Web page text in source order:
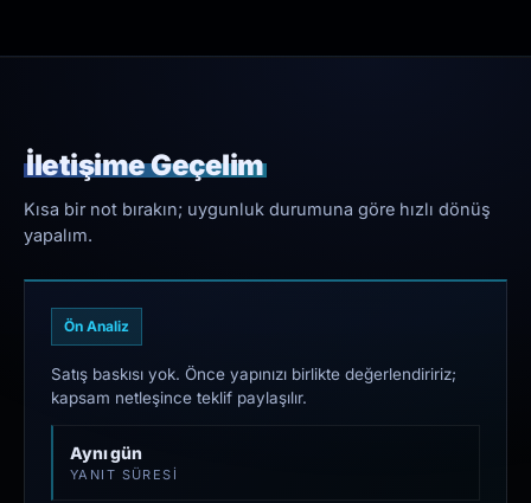
İletişime Geçelim
Kısa bir not bırakın; uygunluk durumuna göre hızlı dönüş
yapalım.
Ön Analiz
Satış baskısı yok. Önce yapınızı birlikte değerlendiririz;
kapsam netleşince teklif paylaşılır.
Aynı gün
YANIT SÜRESI